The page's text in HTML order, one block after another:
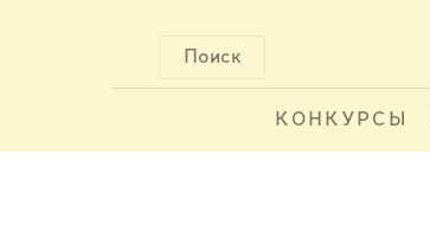
Поиск
КОНКУРСЫ